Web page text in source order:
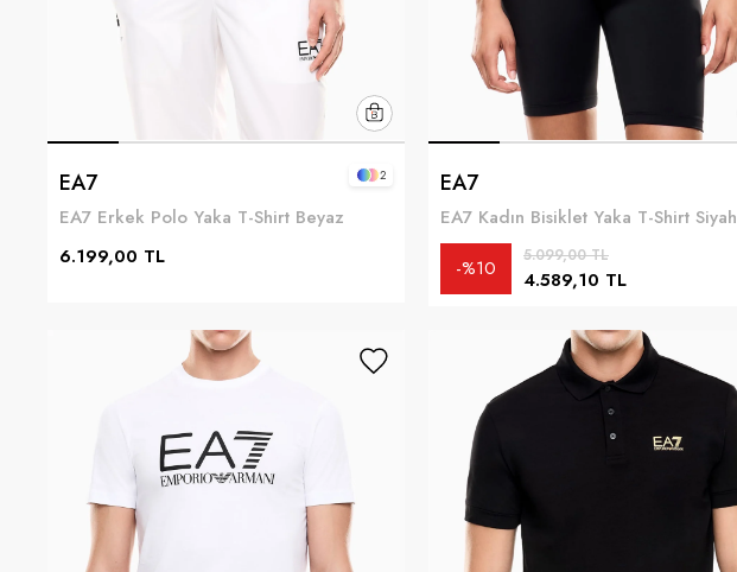
EA7
EA7 Erkek Polo Yaka T-Shirt Beyaz
6.199,00 TL
2 EA7
EA7 Kadın Bisiklet Yaka T-Shirt Siyah
4.589,10 TL
5.099,00 TL
%10